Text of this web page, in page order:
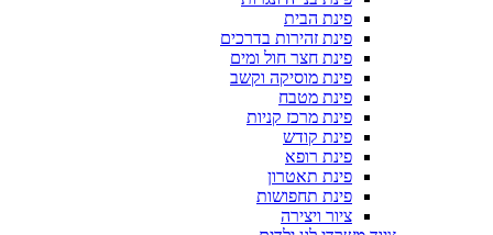
פינת הבית
פינת זהירות בדרכים
פינת חצר חול ומים
פינת מוסיקה וקשב
פינת מטבח
פינת מרכז קניות
פינת קודש
פינת רופא
פינת תאטרון
פינת תחפושות
ציור ויצירה